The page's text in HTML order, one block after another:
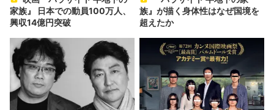
家族』 日本での動員100万人、
興収14億円突破
族』が描く身体性はなぜ国境を
超えたか